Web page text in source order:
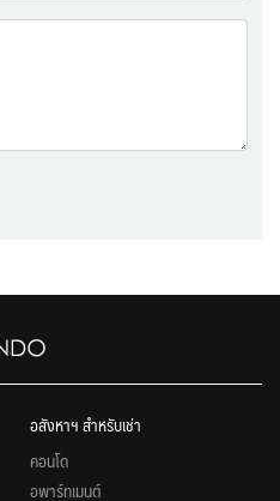
อสังหาฯ สำหรับเช่า
คอนโด
อพาร์ทเมนต์